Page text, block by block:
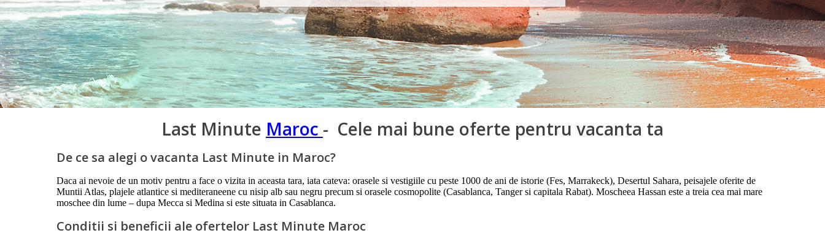
Last Minute Maroc - Cele mai bune oferte pentru vacanta ta
De ce sa alegi o vacanta Last Minute in Maroc?
Daca ai nevoie de un motiv pentru a face o vizita in aceasta tara, iata cateva: orasele si vestigiile cu peste 1000 de ani de istorie (Fes, Marrakeck), Desertul Sahara, peisajele oferite de
Muntii Atlas, plajele atlantice si mediteraneene cu nisip alb sau negru precum si orasele cosmopolite (Casablanca, Tanger si capitala Rabat). Moscheea Hassan este a treia cea mai mare
moschee din lume – dupa Mecca si Medina si este situata in Casablanca.
Conditii si beneficii ale ofertelor Last Minute Maroc